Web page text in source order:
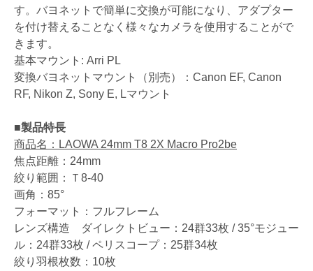
す。バヨネットで簡単に交換が可能になり、アダプター
を付け替えることなく様々なカメラを使用することがで
きます。
基本マウント: Arri PL
変換バヨネットマウント（別売）：Canon EF, Canon
RF, Nikon Z, Sony E, Lマウント
■製品特長
商品名：LAOWA 24mm T8 2X Macro Pro2be
焦点距離：24mm
絞り範囲：Ｔ8-40
画角：85°
フォーマット：フルフレーム
レンズ構造 ダイレクトビュー：24群33枚 / 35°モジュー
ル：24群33枚 / ペリスコープ：25群34枚
絞り羽根枚数：10枚